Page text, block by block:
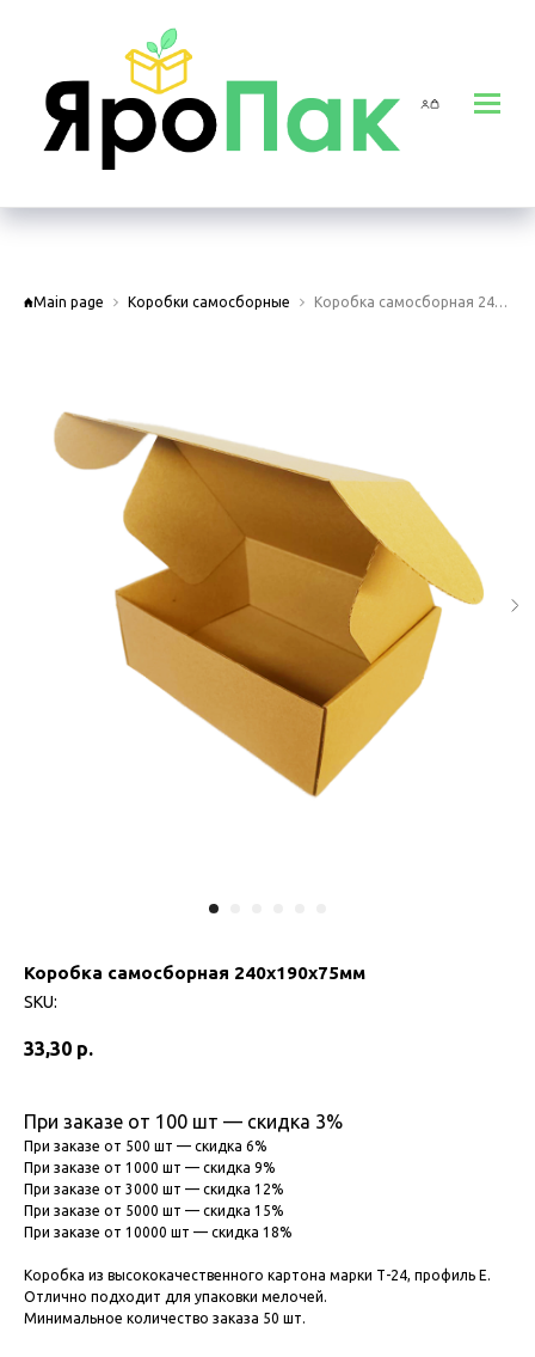
Main page Коробки самосборные Коробка самосборная 240х190х75мм
Коробка самосборная 240х190х75мм
SKU:
33,30 р.
При заказе от 100 шт — скидка 3%
При заказе от 500 шт — скидка 6%
При заказе от 1000 шт — скидка 9%
При заказе от 3000 шт — скидка 12%
При заказе от 5000 шт — скидка 15%
При заказе от 10000 шт — скидка 18%
Коробка из высококачественного картона марки Т-24, профиль Е.
Отлично подходит для упаковки мелочей.
Минимальное количество заказа 50 шт.